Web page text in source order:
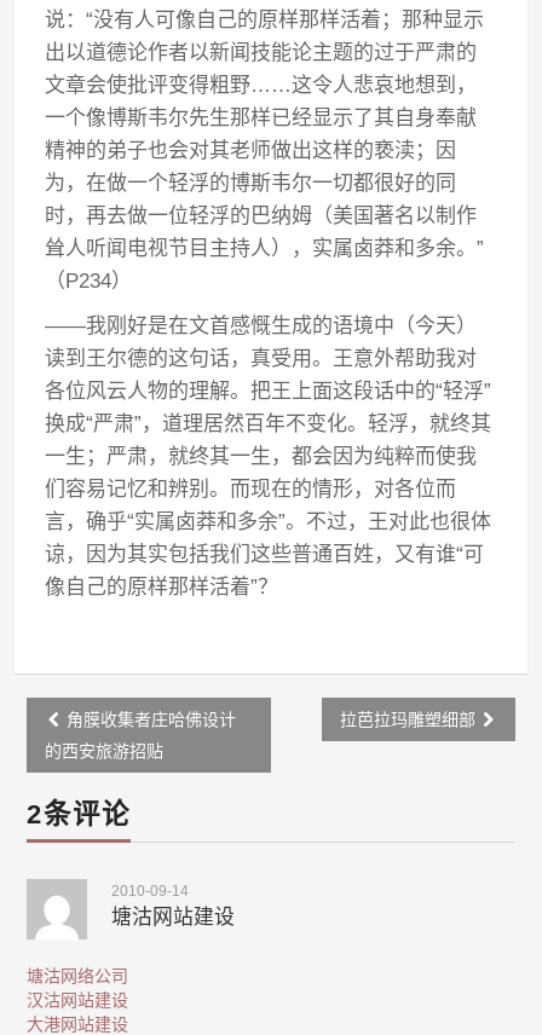
说：“没有人可像自己的原样那样活着；那种显示
出以道德论作者以新闻技能论主题的过于严肃的
文章会使批评变得粗野……这令人悲哀地想到，
一个像博斯韦尔先生那样已经显示了其自身奉献
精神的弟子也会对其老师做出这样的亵渎；因
为，在做一个轻浮的博斯韦尔一切都很好的同
时，再去做一位轻浮的巴纳姆（美国著名以制作
耸人听闻电视节目主持人），实属卤莽和多余。”
（P234）
——我刚好是在文首感慨生成的语境中（今天）
读到王尔德的这句话，真受用。王意外帮助我对
各位风云人物的理解。把王上面这段话中的“轻浮”
换成“严肃”，道理居然百年不变化。轻浮，就终其
一生；严肃，就终其一生，都会因为纯粹而使我
们容易记忆和辨别。而现在的情形，对各位而
言，确乎“实属卤莽和多余”。不过，王对此也很体
谅，因为其实包括我们这些普通百姓，又有谁“可
像自己的原样那样活着”？
Post
navigation
角膜收集者庄哈佛设计
的西安旅游招贴
拉芭拉玛雕塑细部
2条评论
2010-09-14
塘沽网站建设
塘沽网络公司
汉沽网站建设
大港网站建设